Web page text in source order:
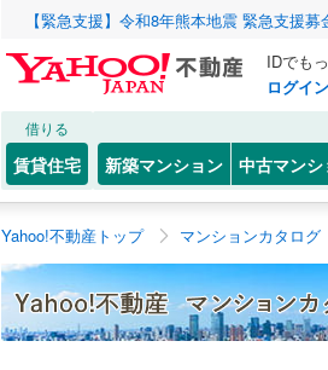
【緊急支援】令和8年熊本地震 緊急支援
IDでも
ログイン
借りる
賃貸住宅 新築マンション 中古マンシ
Yahoo!不動産トップ マンションカタログ